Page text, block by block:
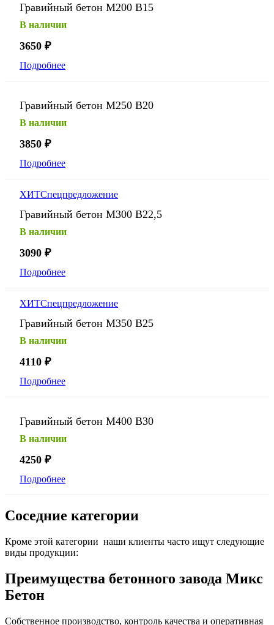
Гравийный бетон М200 В15
В наличии
3650 ₽
Подробнее
Гравийный бетон М250 В20
В наличии
3850 ₽
Подробнее
ХИТСпецпредложение
Гравийный бетон М300 В22,5
В наличии
3090 ₽
Подробнее
ХИТСпецпредложение
Гравийный бетон М350 В25
В наличии
4110 ₽
Подробнее
Гравийный бетон М400 В30
В наличии
4250 ₽
Подробнее
Соседние категории
Кроме этой категории наши клиенты часто ищут следующие
виды продукции:
Преимущества бетонного завода Микс
Бетон
Собственное производство, контроль качества и оперативная